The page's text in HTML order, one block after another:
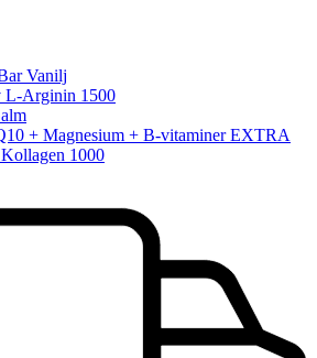
Vanilj
L-Arginin 1500
+ Magnesium + B-vitaminer EXTRA
1000